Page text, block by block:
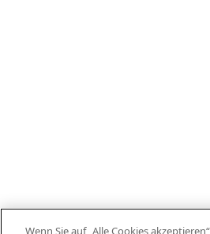
Wenn Sie auf „Alle Cookies